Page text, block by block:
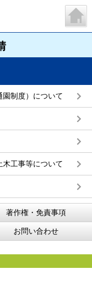
制度）について
工事等について
著作権・免責事項
お問い合わせ